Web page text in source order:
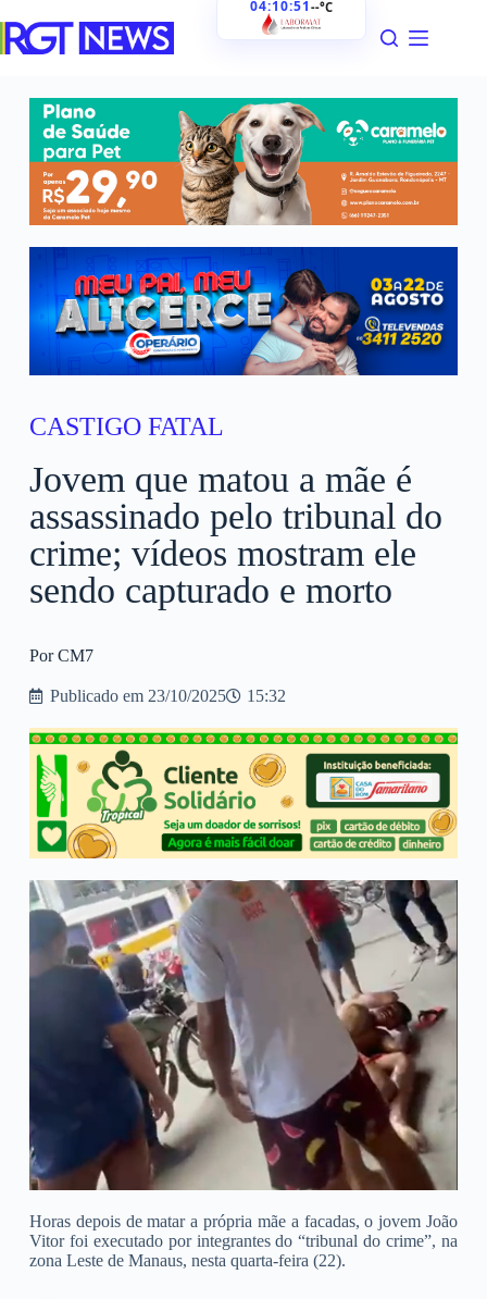
04:10:52 --°C
CASTIGO FATAL
Jovem que matou a mãe é
assassinado pelo tribunal do
crime; vídeos mostram ele
sendo capturado e morto
Por CM7
Publicado em 23/10/2025 15:32
Horas depois de matar a própria mãe a facadas, o jovem João
Vitor foi executado por integrantes do “tribunal do crime”, na
zona Leste de Manaus, nesta quarta-feira (22).